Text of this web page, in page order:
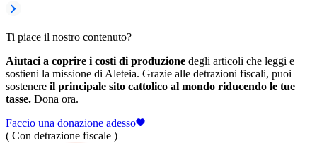
Ti piace il nostro contenuto?
Aiutaci a coprire i costi di produzione degli articoli che leggi e
sostieni la missione di Aleteia. Grazie alle detrazioni fiscali, puoi
sostenere il principale sito cattolico al mondo riducendo le tue
tasse. Dona ora.
Faccio una donazione adesso
( Con detrazione fiscale )